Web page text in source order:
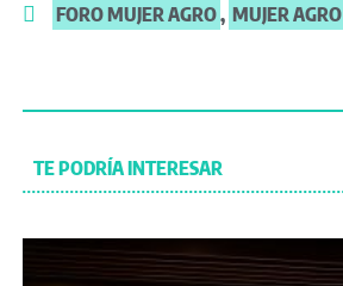
FORO MUJER AGRO, MUJER AGRO
TE PODRÍA INTERESAR